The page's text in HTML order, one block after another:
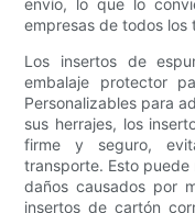
envío, lo que lo
empresas de todos los
Los insertos de
embalaje protector
Personalizables para
sus herrajes, los
firme y seguro,
transporte. Esto
daños causados ​​por
insertos de cartón